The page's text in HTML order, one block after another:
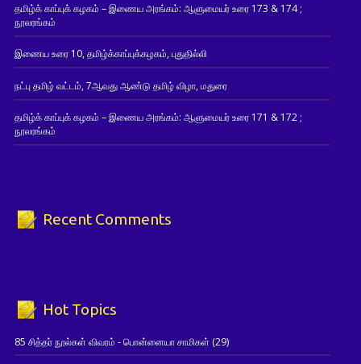
தமிழ்க் காப்புக் கழகம் – இணைய அரங்கம்: ஆளுமையர் உரை 173 & 174 ;
நூலரங்கம்
இணைய உரை 10, தமிழ்க்காப்புக்கழகம், புதுதில்லி
நட்பு தமிழ் வட்டம், 7ஆவது ஆண்டு தமிழ் விழா, மதுரை
தமிழ்க் காப்புக் கழகம் – இணைய அரங்கம்: ஆளுமையர் உரை 171 & 172 ;
நூலரங்கம்
Recent Comments
Hot Topics
85 சித்தர் நூல்கள் விவரம் - பொன்னையா சாமிகள் (29)